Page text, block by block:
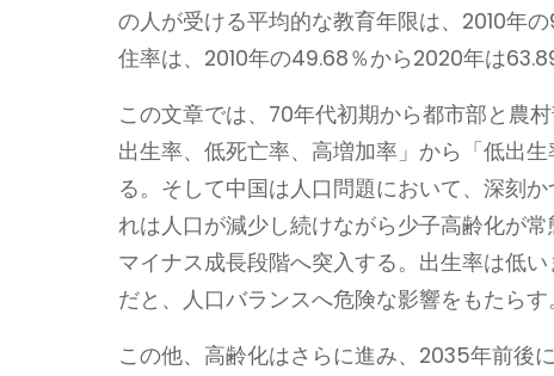
の人が受ける平均的な教育年限は、2010年
住率は、2010年の49.68％から2020年は
この文章では、70年代初期から都市部と農
出生率、低死亡率、高増加率」から「低出
る。そして中国は人口問題において、深刻
れは人口が減少し続けながら少子高齢化が
マイナス成長段階へ突入する。出生率は低
だと、人口バランスへ危険な影響をもたらす
この他、高齢化はさらに進み、2035年前後